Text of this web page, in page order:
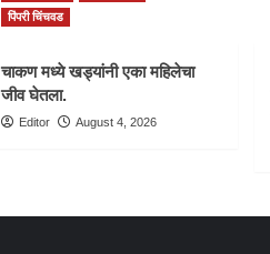
पिंपरी चिंचवड
चाकण मध्ये खड्यांनी एका महिलेचा
जीव घेतला.
Editor August 4, 2026